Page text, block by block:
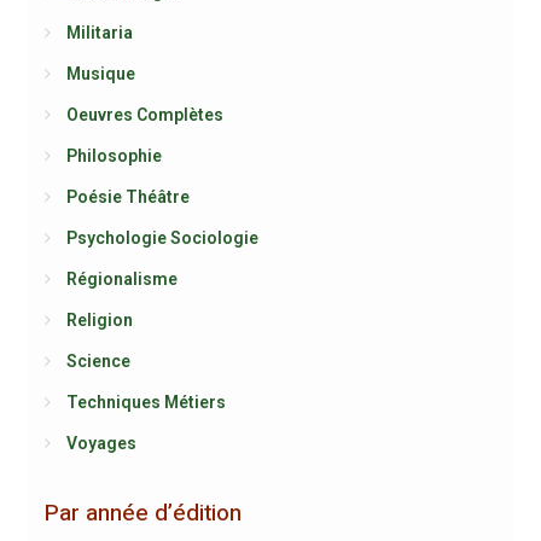
Militaria
Musique
Oeuvres Complètes
Philosophie
Poésie Théâtre
Psychologie Sociologie
Régionalisme
Religion
Science
Techniques Métiers
Voyages
Par année d’édition